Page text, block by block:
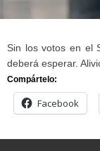
Sin los votos en el
deberá esperar.
Compártelo:
Facebook